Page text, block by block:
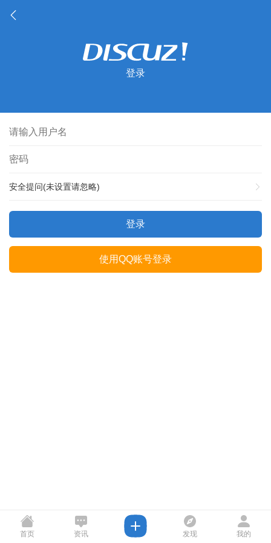
登录
安全提问(未设置请忽略)
登录
使用QQ账号登录
首页 资讯 发现 我的